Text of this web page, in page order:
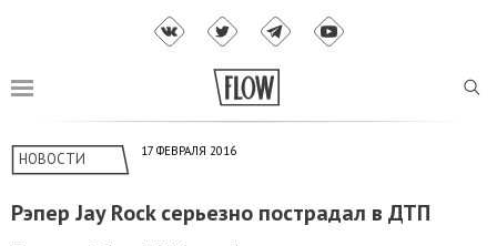
НОВОСТИ 17 ФЕВРАЛЯ 2016
Рэпер Jay Rock серьезно пострадал в ДТП